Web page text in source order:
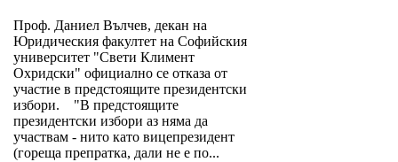
Проф. Даниел Вълчев, декан на
Юридическия факултет на Софийския
университет "Свети Климент
Охридски" официално се отказа от
участие в предстоящите президентски
избори. "В предстоящите
президентски избори аз няма да
участвам - нито като вицепрезидент
(гореща препратка, дали не е по...